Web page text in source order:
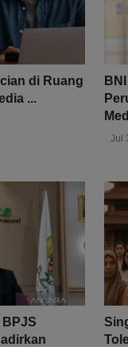
di Ruang
...
Jul